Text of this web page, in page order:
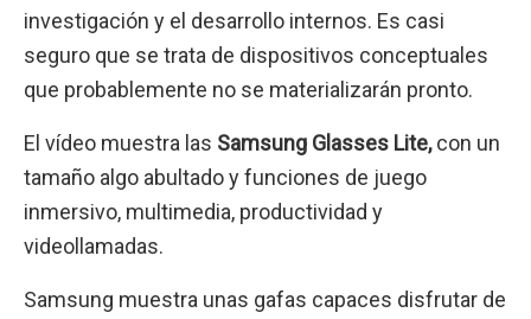
investigación y el desarrollo internos. Es casi
seguro que se trata de dispositivos conceptuales
que probablemente no se materializarán pronto.
El vídeo muestra las Samsung Glasses Lite,con un
tamaño algo abultado y funciones de juego
inmersivo, multimedia, productividad y
videollamadas.
Samsung muestra unas gafas capaces disfrutar de